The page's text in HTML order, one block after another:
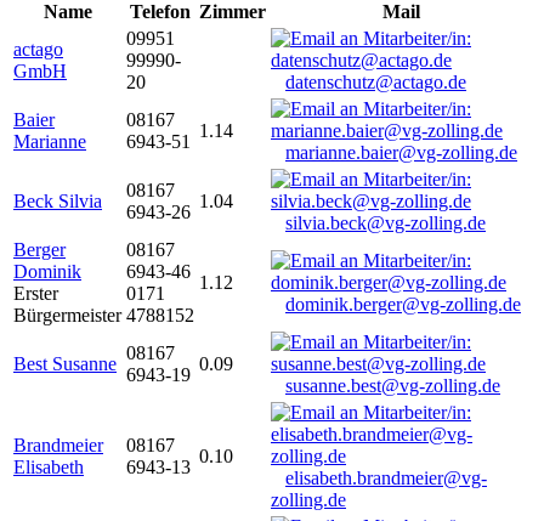
Name
Telefon Zimmer
Mail
actago
GmbH
09951
99990-
20
datenschutz@actago.de
Baier
Marianne
08167
6943-51
1.14
marianne.baier@vg-zolling.de
Beck Silvia
08167
6943-26
1.04
silvia.beck@vg-zolling.de
Berger
Dominik
Erster
Bürgermeister
08167
6943-46
0171
4788152
1.12
dominik.berger@vg-zolling.de
Best Susanne
08167
6943-19
0.09
susanne.best@vg-zolling.de
Brandmeier
Elisabeth
08167
6943-13
0.10
elisabeth.brandmeier@vg-
zolling.de